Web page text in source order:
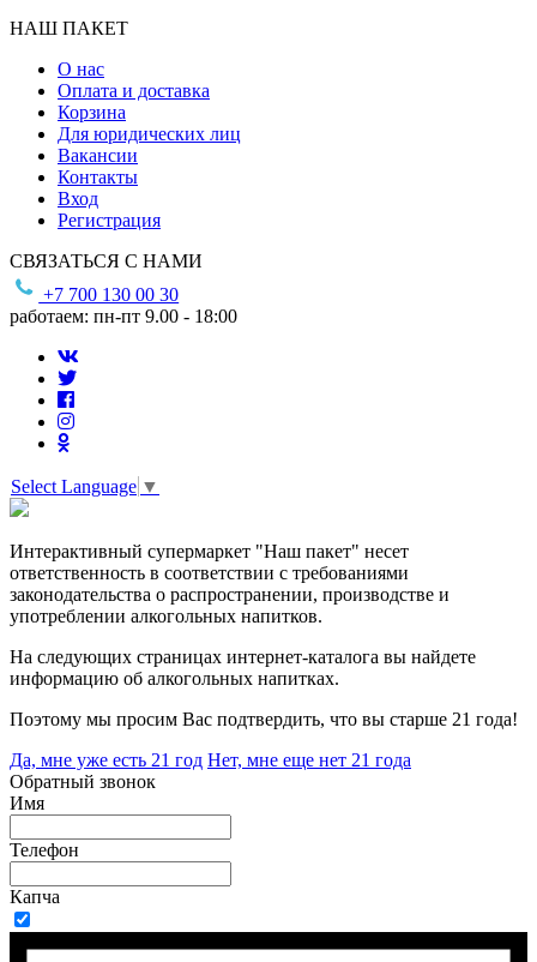
НАШ ПАКЕТ
О нас
Оплата и доставка
Корзина
Для юридических лиц
Вакансии
Контакты
Вход
Регистрация
СВЯЗАТЬСЯ С НАМИ
+7 700 130 00 30
работаем: пн-пт 9.00 - 18:00
Select Language ▼
Интерактивный супермаркет "Наш пакет" несет
ответственность в соответствии с требованиями
законодательства о распространении, производстве и
употреблении алкогольных напитков.
На следующих страницах интернет-каталога вы найдете
информацию об алкогольных напитках.
Поэтому мы просим Вас подтвердить, что вы старше 21 года!
Да, мне уже есть 21 год Нет, мне еще нет 21 года
Обратный звонок
Имя
Телефон
Капча